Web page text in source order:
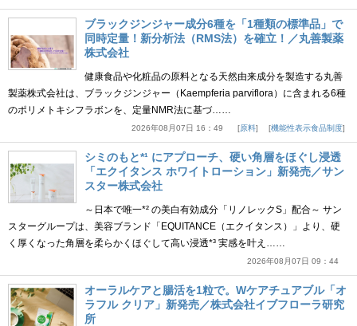
ブラックジンジャー成分6種を「1種類の標準品」で
同時定量！新分析法（RMS法）を確立！／丸善製薬
株式会社
健康食品や化粧品の原料となる天然由来成分を製造する丸善
製薬株式会社は、ブラックジンジャー（Kaempferia parviflora）に含まれる6種
のポリメトキシフラボンを、定量NMR法に基づ……
2026年08月07日 16：49 原料 機能性表示食品制度
シミのもと*¹ にアプローチ、硬い角層をほぐし浸透
「エクイタンス ホワイトローション」新発売／サン
スター株式会社
～日本で唯一*² の美白有効成分「リノレックS」配合～ サン
スターグループは、美容ブランド「EQUITANCE（エクイタンス）」より、硬
く厚くなった角層を柔らかくほぐして高い浸透*³ 実感を叶え……
2026年08月07日 09：44
オーラルケアと腸活を1粒で。Wケアチュアブル「オ
ラフル クリア」新発売／株式会社イブフローラ研究
所